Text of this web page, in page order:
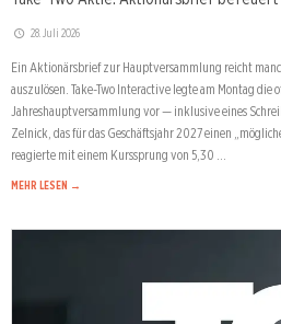
28. Juli 2026
Ein Aktionärsbrief zur Hauptversammlung reicht
auszulösen. Take-Two Interactive legte am Montag
Jahreshauptversammlung vor — inklusive eines
Zelnick, das für das Geschäftsjahr 2027 einen
reagierte mit einem Kurssprung von 5,30 …
MEHR LESEN →